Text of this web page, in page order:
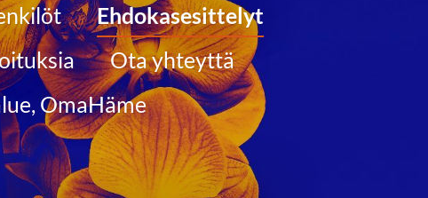
Ehdokasesittelyt
Ota yhteyttä
OmaHäme